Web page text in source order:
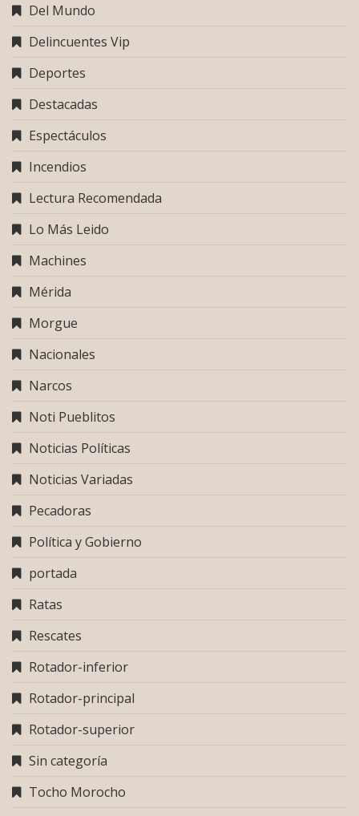
Del Mundo
Delincuentes Vip
Deportes
Destacadas
Espectáculos
Incendios
Lectura Recomendada
Lo Más Leido
Machines
Mérida
Morgue
Nacionales
Narcos
Noti Pueblitos
Noticias Políticas
Noticias Variadas
Pecadoras
Política y Gobierno
portada
Ratas
Rescates
Rotador-inferior
Rotador-principal
Rotador-superior
Sin categoría
Tocho Morocho